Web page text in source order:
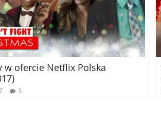
w ofercie Netflix Polska
3